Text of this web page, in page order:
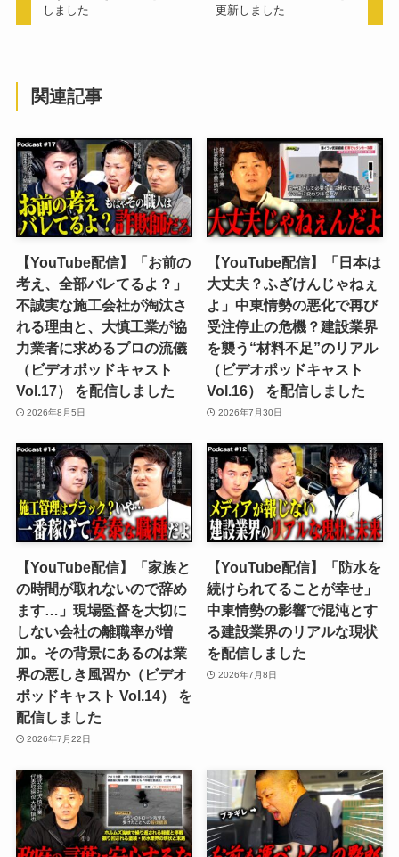
しました
更新しました
関連記事
【YouTube配信】「お前の
考え、全部バレてるよ？」
不誠実な施工会社が淘汰さ
れる理由と、大慎工業が協
力業者に求めるプロの流儀
（ビデオポッドキャスト
Vol.17） を配信しました
2026年8月5日
【YouTube配信】「日本は
大丈夫？ふざけんじゃねぇ
よ」中東情勢の悪化で再び
受注停止の危機？建設業界
を襲う“材料不足”のリアル
（ビデオポッドキャスト
Vol.16） を配信しました
2026年7月30日
【YouTube配信】「家族と
の時間が取れないので辞め
ます…」現場監督を大切に
しない会社の離職率が増
加。その背景にあるのは業
界の悪しき風習か（ビデオ
ポッドキャスト Vol.14） を
配信しました
2026年7月22日
【YouTube配信】「防水を
続けられてることが幸せ」
中東情勢の影響で混沌とす
る建設業界のリアルな現状
を配信しました
2026年7月8日